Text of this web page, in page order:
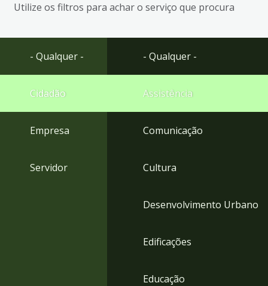
busca
Ir
rodapé
Utilize os filtros para achar o serviço que procura
- Qualquer -
Cidadão
Empresa
Servidor
- Qualquer -
Assistência
Comunicação
Cultura
Desenvolvimento Urbano
Edificações
Educação